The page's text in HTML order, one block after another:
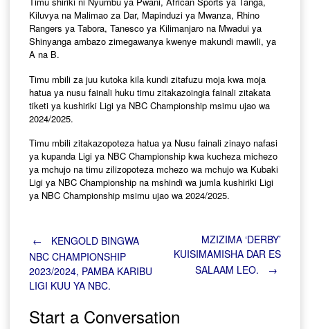
Kiluvya na Malimao za Dar, Mapinduzi ya Mwanza, Rhino
Rangers ya Tabora, Tanesco ya Kilimanjaro na Mwadui ya
Shinyanga ambazo zimegawanya kwenye makundi mawili, ya
A na B.
Timu mbili za juu kutoka kila kundi zitafuzu moja kwa moja
hatua ya nusu fainali huku timu zitakazoingia fainali zitakata
tiketi ya kushiriki Ligi ya NBC Championship msimu ujao wa
2024/2025.
Timu mbili zitakazopoteza hatua ya Nusu fainali zinayo nafasi
ya kupanda Ligi ya NBC Championship kwa kucheza michezo
ya mchujo na timu zilizopoteza mchezo wa mchujo wa Kubaki
Ligi ya NBC Championship na mshindi wa jumla kushiriki Ligi
ya NBC Championship msimu ujao wa 2024/2025.
Post
navigation
←
KENGOLD BINGWA
NBC CHAMPIONSHIP
2023/2024, PAMBA KARIBU
LIGI KUU YA NBC.
MZIZIMA ‘DERBY’
KUISIMAMISHA DAR ES
SALAAM LEO.
→
Start a Conversation